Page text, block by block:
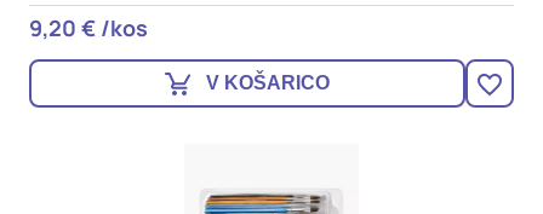
9,20 € /kos
V KOŠARICO